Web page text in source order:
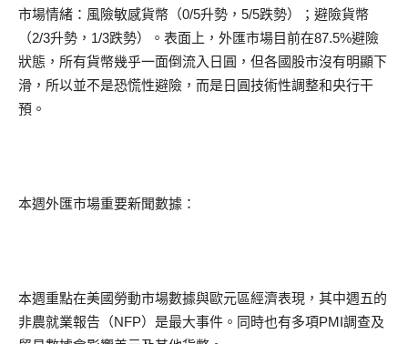
市場情緒：風險敏感貨幣（0/5升勢，5/5跌勢）；避險貨幣
（2/3升勢，1/3跌勢）。表面上，外匯市場目前在87.5%避險
狀態，所有貨幣幾乎一面倒流入日圓，但各國股市沒有明顯下
滑，所以並不是恐慌性避險，而是日圓技術性調整和央行干
預。
本週外匯市場重要新聞數據：
本週重點在美國勞動市場數據與歐元區經濟表現，其中週五的
非農就業報告（NFP）是最大事件。同時也有多項PMI調查及